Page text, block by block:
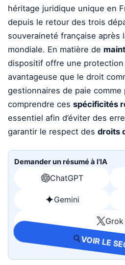
héritage juridique unique en
depuis le retour des trois
souveraineté française après
mondiale. En matière de
dispositif offre une
avantageuse que le droit
gestionnaires de paie comme
comprendre ces spécificités
essentiel afin d’éviter des
garantir le respect des droits
Demander un résumé à l’IA
ChatGPT
Ouvrir
avec
Gemini
Ouvrir
Gemini
Grok
avec
VOIR LE